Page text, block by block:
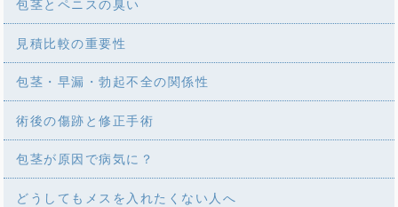
包茎とペニスの臭い
見積比較の重要性
包茎・早漏・勃起不全の関係性
術後の傷跡と修正手術
包茎が原因で病気に？
どうしてもメスを入れたくない人へ